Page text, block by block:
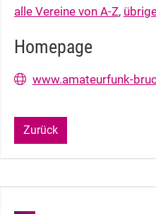
alle Vereine von A-Z,
Homepage
www.amateurfunk-
Zurück